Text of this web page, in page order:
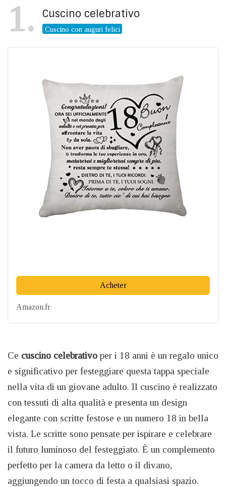
1 Cuscino celebrativo
Cuscino con auguri felici
Acheter
Amazon.fr
Ce cuscino celebrativo per i 18 anni è un regalo unico
e significativo per festeggiare questa tappa speciale
nella vita di un giovane adulto. Il cuscino è realizzato
con tessuti di alta qualità e presenta un design
elegante con scritte festose e un numero 18 in bella
vista. Le scritte sono pensate per ispirare e celebrare
il futuro luminoso del festeggiato. È un complemento
perfetto per la camera da letto o il divano,
aggiungendo un tocco di festa a qualsiasi spazio.